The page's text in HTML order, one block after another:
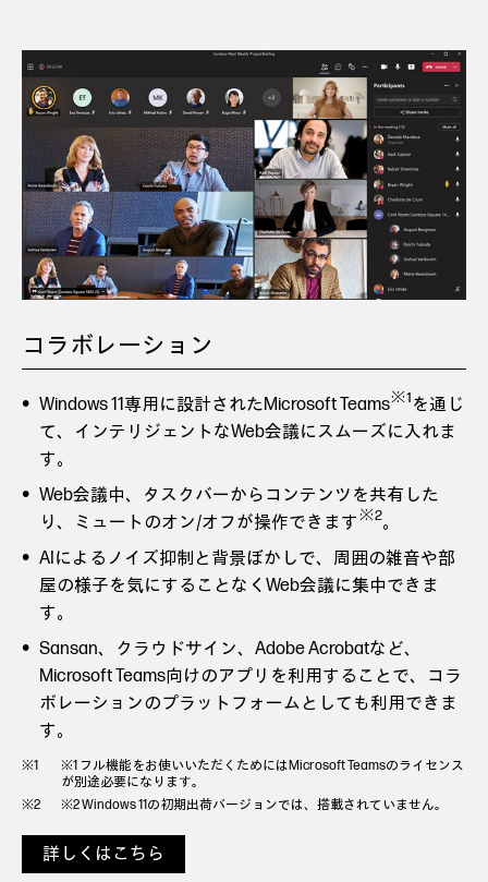
コラボレーション
Windows 11専用に設計されたMicrosoft Teams※1を通じ
て、インテリジェントなWeb会議にスムーズに入れま
す。
Web会議中、タスクバーからコンテンツを共有した
り、ミュートのオン/オフが操作できます※2。
AIによるノイズ抑制と背景ぼかしで、周囲の雑音や部
屋の様子を気にすることなくWeb会議に集中できま
す。
Sansan、クラウドサイン、Adobe Acrobatなど、
Microsoft Teams向けのアプリを利用することで、コラ
ボレーションのプラットフォームとしても利用できま
す。
※1 フル機能をお使いいただくためにはMicrosoft Teamsのライセンス
が別途必要になります。
※2 Windows 11の初期出荷バージョンでは、搭載されていません。
詳しくはこちら